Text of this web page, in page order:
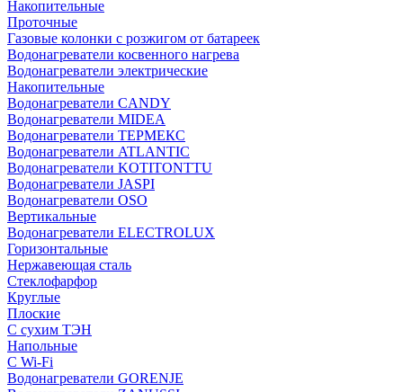
Накопительные
Проточные
Газовые колонки с розжигом от батареек
Водонагреватели косвенного нагрева
Водонагреватели электрические
Накопительные
Водонагреватели CANDY
Водонагреватели MIDEA
Водонагреватели ТЕРМЕКС
Водонагреватели ATLANTIC
Водонагреватели KOTITONTTU
Водонагреватели JASPI
Водонагреватели OSO
Вертикальные
Водонагреватели ELECTROLUX
Горизонтальные
Нержавеющая сталь
Стеклофарфор
Круглые
Плоские
С сухим ТЭН
Напольные
С Wi-Fi
Водонагреватели GORENJE